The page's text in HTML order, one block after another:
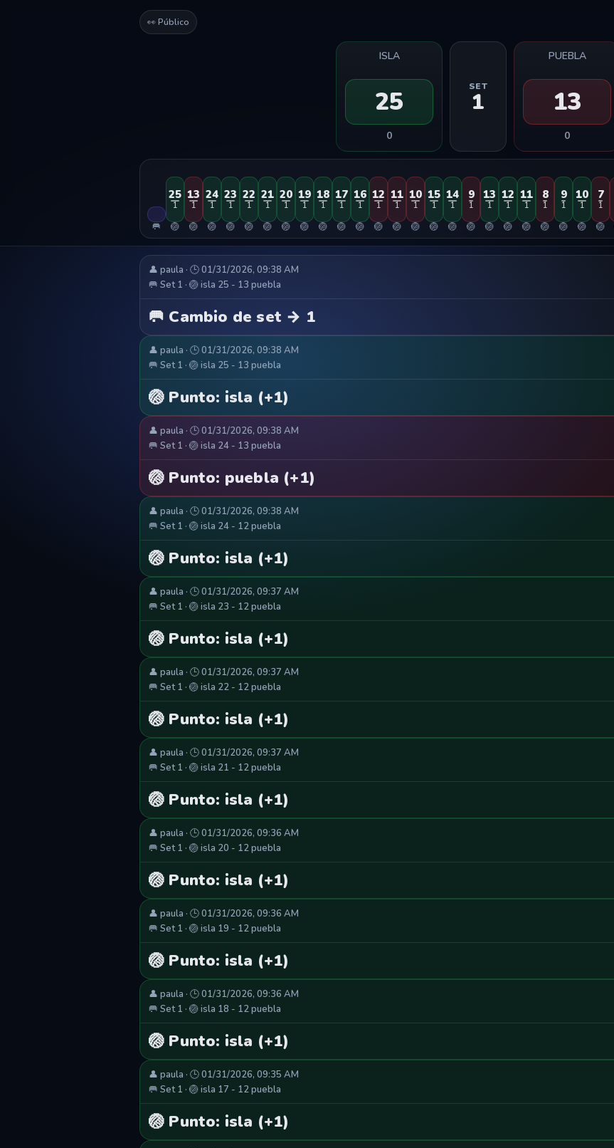
👀 Público
ISLA
25
0
SET
1
PUEBLA
13
0
🥅
25
1
🏐
13
1
🏐
24
1
🏐
23
1
🏐
22
1
🏐
21
1
🏐
20
1
🏐
19
1
🏐
18
1
🏐
17
1
🏐
16
1
🏐
12
1
🏐
11
1
🏐
10
1
🏐
15
1
🏐
14
1
🏐
9
1
🏐
13
1
🏐
12
1
🏐
11
1
🏐
8
1
🏐
9
1
🏐
10
1
🏐
7
1
🏐
👤 paula · 🕒 01/31/2026, 09:38 AM
🥅 Set 1 · 🏐 isla 25 - 13 puebla
🥅 Cambio de set → 1
👤 paula · 🕒 01/31/2026, 09:38 AM
🥅 Set 1 · 🏐 isla 25 - 13 puebla
🏐 Punto: isla (+1)
👤 paula · 🕒 01/31/2026, 09:38 AM
🥅 Set 1 · 🏐 isla 24 - 13 puebla
🏐 Punto: puebla (+1)
👤 paula · 🕒 01/31/2026, 09:38 AM
🥅 Set 1 · 🏐 isla 24 - 12 puebla
🏐 Punto: isla (+1)
👤 paula · 🕒 01/31/2026, 09:37 AM
🥅 Set 1 · 🏐 isla 23 - 12 puebla
🏐 Punto: isla (+1)
👤 paula · 🕒 01/31/2026, 09:37 AM
🥅 Set 1 · 🏐 isla 22 - 12 puebla
🏐 Punto: isla (+1)
👤 paula · 🕒 01/31/2026, 09:37 AM
🥅 Set 1 · 🏐 isla 21 - 12 puebla
🏐 Punto: isla (+1)
👤 paula · 🕒 01/31/2026, 09:36 AM
🥅 Set 1 · 🏐 isla 20 - 12 puebla
🏐 Punto: isla (+1)
👤 paula · 🕒 01/31/2026, 09:36 AM
🥅 Set 1 · 🏐 isla 19 - 12 puebla
🏐 Punto: isla (+1)
👤 paula · 🕒 01/31/2026, 09:36 AM
🥅 Set 1 · 🏐 isla 18 - 12 puebla
🏐 Punto: isla (+1)
👤 paula · 🕒 01/31/2026, 09:35 AM
🥅 Set 1 · 🏐 isla 17 - 12 puebla
🏐 Punto: isla (+1)